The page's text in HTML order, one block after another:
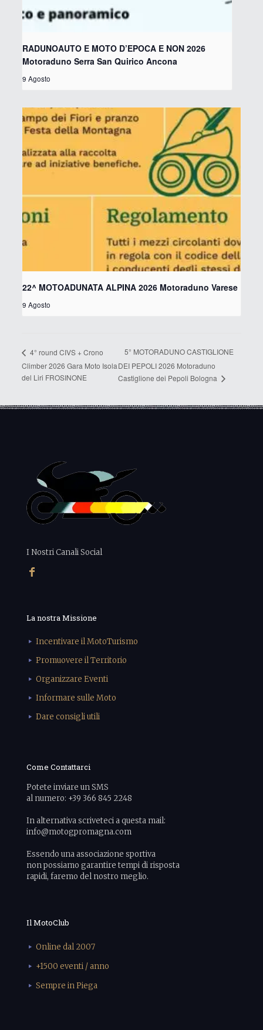
RADUNOAUTO E MOTO D’EPOCA E NON 2026
Motoraduno Serra San Quirico Ancona
9 Agosto
22^ MOTOADUNATA ALPINA 2026 Motoraduno Varese
9 Agosto
4° round CIVS + Crono
Climber 2026 Gara Moto Isola
del Liri FROSINONE
5° MOTORADUNO CASTIGLIONE
DEI PEPOLI 2026 Motoraduno
Castiglione dei Pepoli Bologna
I Nostri Canali Social
La nostra Missione
Incentivare il MotoTurismo
Promuovere il Territorio
Organizzare Eventi
Informare sulle Moto
Dare consigli utili
Come Contattarci
Potete inviare un SMS
al numero: +39 366 845 2248
In alternativa scriveteci a questa mail:
info@motogpromagna.com
Essendo una associazione sportiva
non possiamo garantire tempi di risposta
rapidi, faremo del nostro meglio.
Il MotoClub
Online dal 2007
+1500 eventi / anno
Sempre in Piega